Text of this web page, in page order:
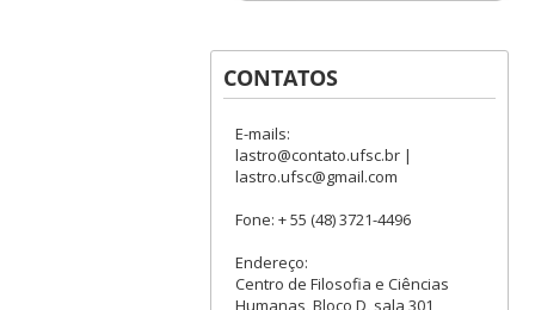
CONTATOS
E-mails:
lastro@contato.ufsc.br |
lastro.ufsc@gmail.com
Fone: + 55 (48) 3721-4496
Endereço:
Centro de Filosofia e Ciências
Humanas, Bloco D, sala 301